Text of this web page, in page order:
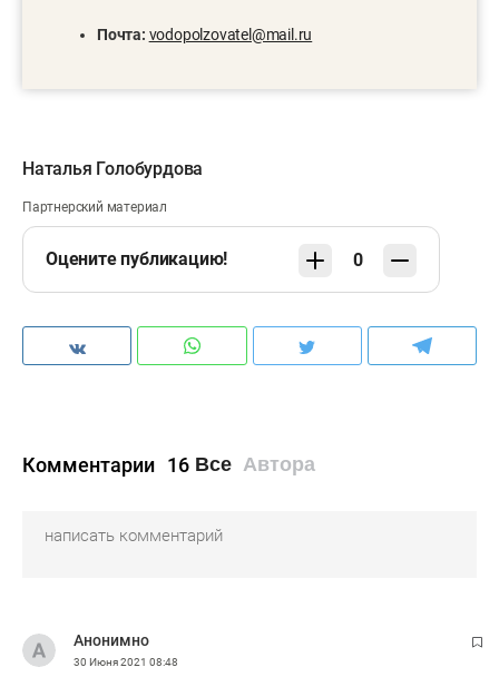
Почта: vodopolzovatel@mail.ru
Наталья Голобурдова
Партнерский материал
Оцените публикацию! 0
Комментарии 16 Все Автора
Анонимно
30 Июня 2021 08:48